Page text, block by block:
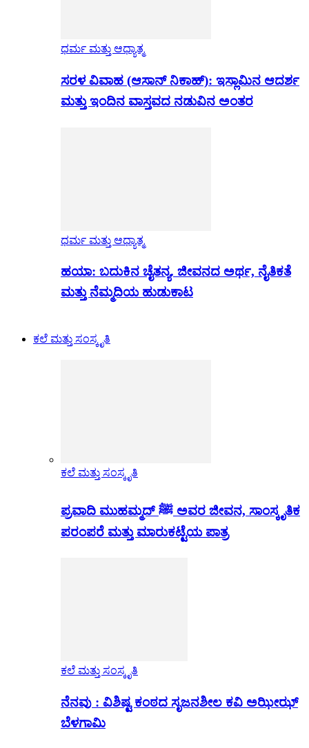
ಧರ್ಮ ಮತ್ತು ಆಧ್ಯಾತ್ಮ
ಸರಳ ವಿವಾಹ (ಆಸಾನ್ ನಿಕಾಹ್): ಇಸ್ಲಾಮಿನ ಆದರ್ಶ
ಮತ್ತು ಇಂದಿನ ವಾಸ್ತವದ ನಡುವಿನ ಅಂತರ
ಧರ್ಮ ಮತ್ತು ಆಧ್ಯಾತ್ಮ
ಹಯಾ: ಬದುಕಿನ ಚೈತನ್ಯ. ಜೀವನದ ಅರ್ಥ, ನೈತಿಕತೆ
ಮತ್ತು ನೆಮ್ಮದಿಯ ಹುಡುಕಾಟ
ಕಲೆ ಮತ್ತು ಸಂಸ್ಕೃತಿ
ಕಲೆ ಮತ್ತು ಸಂಸ್ಕೃತಿ
ಪ್ರವಾದಿ ಮುಹಮ್ಮದ್ ﷺ ಅವರ ಜೀವನ, ಸಾಂಸ್ಕೃತಿಕ
ಪರಂಪರೆ ಮತ್ತು ಮಾರುಕಟ್ಟೆಯ ಪಾತ್ರ
ಕಲೆ ಮತ್ತು ಸಂಸ್ಕೃತಿ
ನೆನವು : ವಿಶಿಷ್ಟ ಕಂಠದ ಸೃಜನಶೀಲ ಕವಿ ಅಝೀಝ್
ಬೆಳಗಾಮಿ